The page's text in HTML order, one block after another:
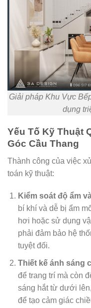
Giải pháp Khu Vực
dụng
Yếu Tố Kỹ Thuật
Góc Cầu Thang
Thành công của việc
toán kỹ thuật:
Kiểm soát độ ẩm
bí khí và dễ bị ẩm
hơi hoặc sử dụng
phải đảm bảo hệ
tuyệt đối.
Thiết kế ánh sáng
để trang trí mà còn
sáng hắt từ dưới
để tạo cảm giác